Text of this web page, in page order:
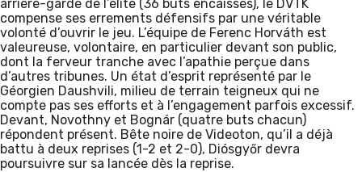
arrière-garde de l’élite (36 buts encaissés), le DVTK
compense ses errements défensifs par une véritable
volonté d’ouvrir le jeu. L’équipe de Ferenc Horváth est
valeureuse, volontaire, en particulier devant son public,
dont la ferveur tranche avec l’apathie perçue dans
d’autres tribunes. Un état d’esprit représenté par le
Géorgien Daushvili, milieu de terrain teigneux qui ne
compte pas ses efforts et à l’engagement parfois excessif.
Devant, Novothny et Bognár (quatre buts chacun)
répondent présent. Bête noire de Videoton, qu’il a déjà
battu à deux reprises (1-2 et 2-0), Diósgyőr devra
poursuivre sur sa lancée dès la reprise.